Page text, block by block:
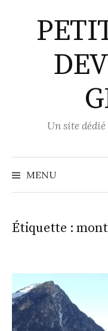
contenu
Un site
MENU
Étiquette :